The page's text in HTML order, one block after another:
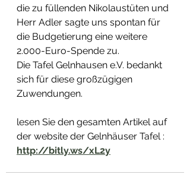
die zu füllenden Nikolaustüten und
Herr Adler sagte uns spontan für
die Budgetierung eine weitere
2.000-Euro-Spende zu.
Die Tafel Gelnhausen e.V. bedankt
sich für diese großzügigen
Zuwendungen.
lesen Sie den gesamten Artikel auf
der website der Gelnhäuser Tafel :
http://bitly.ws/xL2y